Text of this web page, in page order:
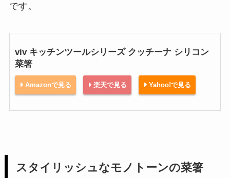
です。
viv キッチンツールシリーズ クッチーナ シリコン
菜箸
Amazonで見る 楽天で見る Yahoo!で見る
スタイリッシュなモノトーンの菜箸